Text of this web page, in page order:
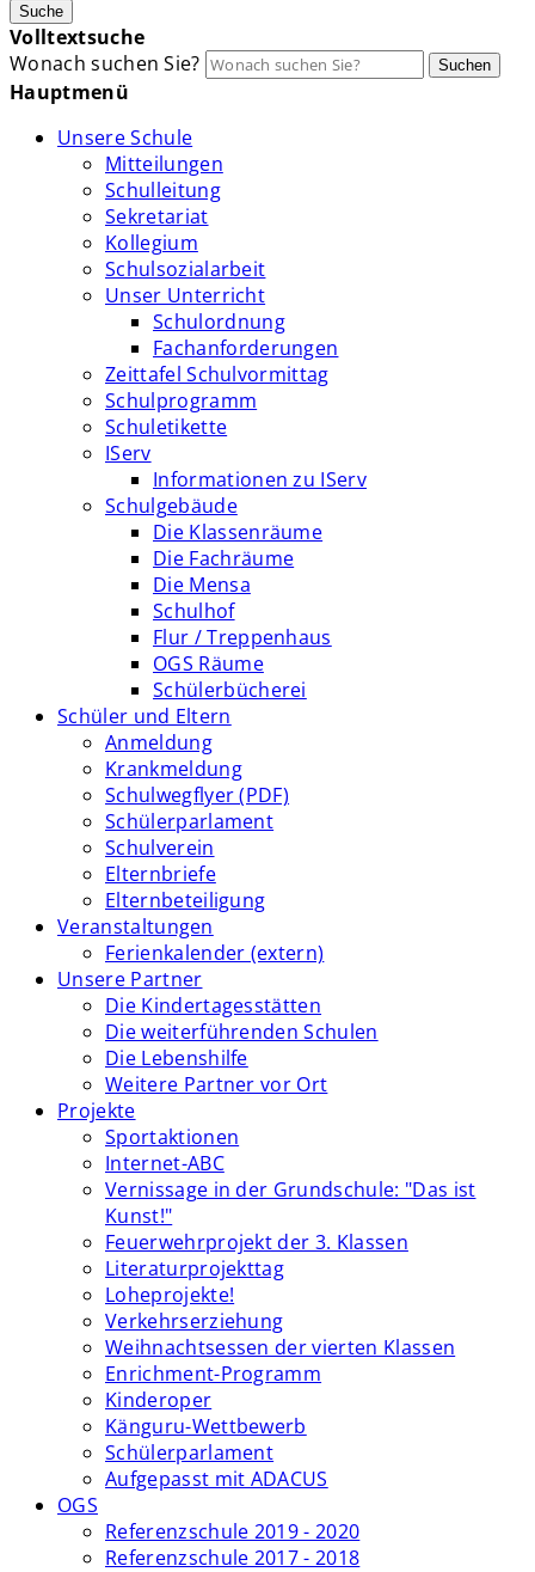
Suche
Volltextsuche
Wonach suchen Sie?
Suchen
Hauptmenü
Unsere Schule
Mitteilungen
Schulleitung
Sekretariat
Kollegium
Schulsozialarbeit
Unser Unterricht
Schulordnung
Fachanforderungen
Zeittafel Schulvormittag
Schulprogramm
Schuletikette
IServ
Informationen zu IServ
Schulgebäude
Die Klassenräume
Die Fachräume
Die Mensa
Schulhof
Flur / Treppenhaus
OGS Räume
Schülerbücherei
Schüler und Eltern
Anmeldung
Krankmeldung
Schulwegflyer (PDF)
Schülerparlament
Schulverein
Elternbriefe
Elternbeteiligung
Veranstaltungen
Ferienkalender (extern)
Unsere Partner
Die Kindertagesstätten
Die weiterführenden Schulen
Die Lebenshilfe
Weitere Partner vor Ort
Projekte
Sportaktionen
Internet-ABC
Vernissage in der Grundschule: "Das ist
Kunst!"
Feuerwehrprojekt der 3. Klassen
Literaturprojekttag
Loheprojekte!
Verkehrserziehung
Weihnachtsessen der vierten Klassen
Enrichment-Programm
Kinderoper
Känguru-Wettbewerb
Schülerparlament
Aufgepasst mit ADACUS
OGS
Referenzschule 2019 - 2020
Referenzschule 2017 - 2018